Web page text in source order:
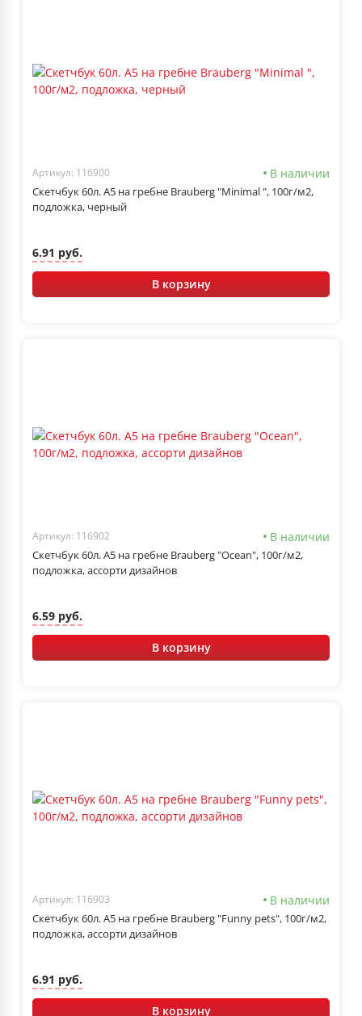
Артикул: 116900 В наличии
Скетчбук 60л. А5 на гребне Brauberg "Minimal ", 100г/м2,
подложка, черный
6.91 руб.
В корзину
Артикул: 116902 В наличии
Скетчбук 60л. А5 на гребне Brauberg "Ocean", 100г/м2,
подложка, ассорти дизайнов
6.59 руб.
В корзину
Артикул: 116903 В наличии
Скетчбук 60л. А5 на гребне Brauberg "Funny pets", 100г/м2,
подложка, ассорти дизайнов
6.91 руб.
В корзину